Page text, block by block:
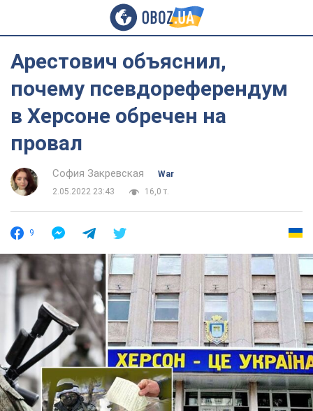
Арестович объяснил,
почему псевдореферендум
в Херсоне обречен на
провал
София Закревская
War
2.05.2022 23:43
16,0 т.
9